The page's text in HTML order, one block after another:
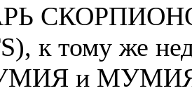
к тому же
и МУМИЯ